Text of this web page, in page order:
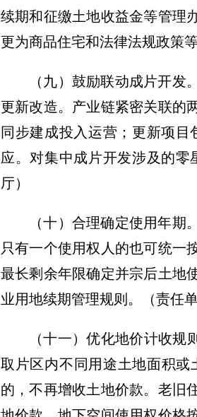
续期和征缴土地收益金等管理
更为商品住宅和法律法规政策
（九）鼓励联动成片开发。
更新改造。产业链紧密关联的
同步建成投入运营；更新项
应。对集中成片开发涉及的零
厅）
（十）合理确定使用年期。
只有一个使用权人的也可统一
最长剩余年限确定并宗后土地
业用地续期管理规则。
（责任
（十一）优化地价计收规
取片区内不同用途土地面积或
的，不再增收土地价款。老旧